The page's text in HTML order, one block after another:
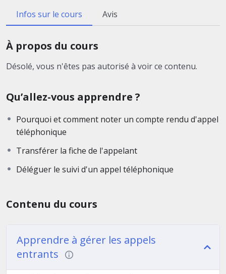
Infos sur le cours Avis
À propos du cours
Désolé, vous n'êtes pas autorisé à voir ce contenu.
Qu’allez-vous apprendre ?
Pourquoi et comment noter un compte rendu d'appel
téléphonique
Transférer la fiche de l'appelant
Déléguer le suivi d'un appel téléphonique
Contenu du cours
Apprendre à gérer les appels
entrants